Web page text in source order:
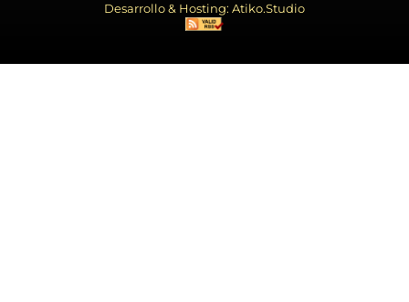
Desarrollo & Hosting: Atiko.Studio